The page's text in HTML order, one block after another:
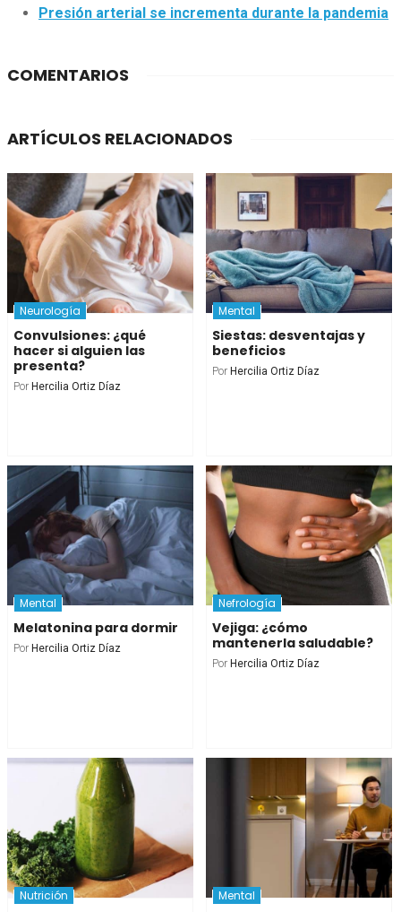
Presión arterial se incrementa durante la pandemia
COMENTARIOS
ARTÍCULOS RELACIONADOS
Neurología
Convulsiones: ¿qué
hacer si alguien las
presenta?
Por Hercilia Ortiz Díaz
Mental
Siestas: desventajas y
beneficios
Por Hercilia Ortiz Díaz
Mental
Melatonina para dormir
Por Hercilia Ortiz Díaz
Nefrología
Vejiga: ¿cómo
mantenerla saludable?
Por Hercilia Ortiz Díaz
Nutrición Mental